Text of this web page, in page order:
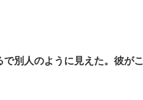
別人のように見えた。彼がこ